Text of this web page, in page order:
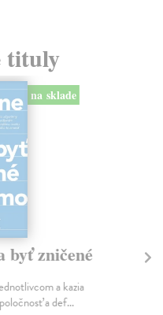
tituly
na sklade
byť zničené
a kazia
a def...